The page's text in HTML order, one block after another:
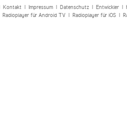
Kontakt| Impressum| Datenschutz| Entwickler|
Radioplayer für Android TV| Radioplayer für iOS|